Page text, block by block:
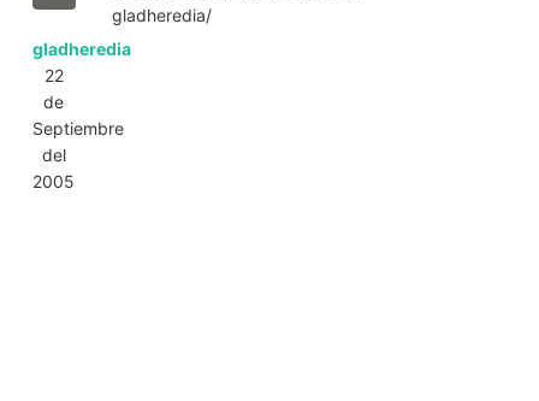
gladheredia
22
de
Septiembre
del
2005
gladheredia/